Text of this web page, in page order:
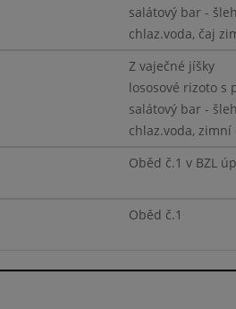
salátový bar -
chlaz.voda, čaj
Z vaječné jíšky
lososové rizoto s
salátový bar -
chlaz.voda, zimní
Oběd č.1 v BZL
Oběd č.1